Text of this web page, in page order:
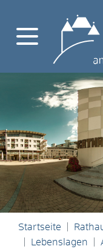
Startseite
Lebenslagen